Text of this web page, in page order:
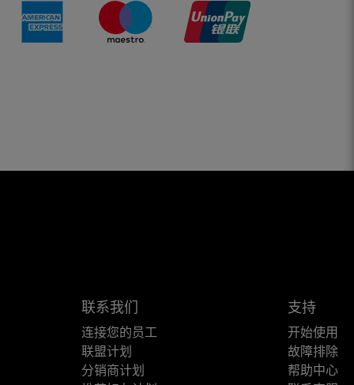
联系我们
连接您的员工
联盟计划
分销商计划
支持
开始使用
故障排除
帮助中心